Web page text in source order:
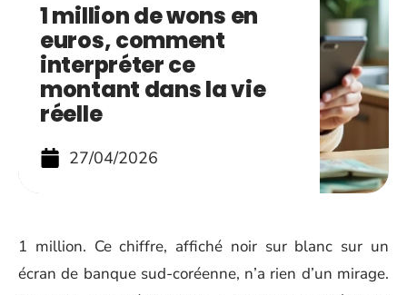
1 million de wons en
euros, comment
interpréter ce
montant dans la vie
réelle
27/04/2026
1 million. Ce chiffre, affiché noir sur blanc sur un
écran de banque sud-coréenne, n’a rien d’un mirage.